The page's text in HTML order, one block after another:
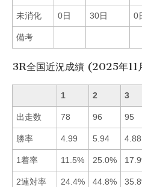
未消化 0日 30日 0
備考
3R全国近況成績 (2025年11
1 2 3
出走数 78 96 95
勝率 4.99 5.94 4.88
1着率 11.5% 25.0%
2連対率 24.4% 44.8%